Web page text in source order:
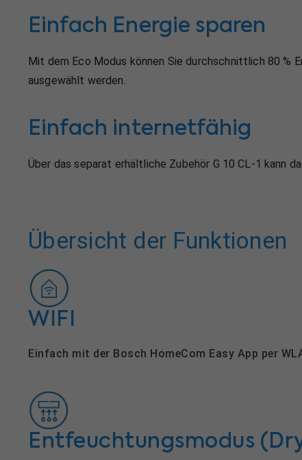
Einfach Energie sparen
Mit dem Eco Modus können Sie durchschnittlich 80 %
ausgewählt werden.
Einfach internetfähig
Über das separat erhältliche Zubehör G 10 CL-1 kann
Übersicht der Funktionen
WIFI
Einfach mit der Bosch HomeCom Easy App per
Entfeuchtungsmodus